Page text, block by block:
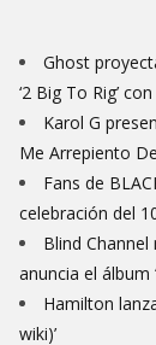
Ghost
‘2 Big To Rig’
Karol G
Me Arrepiento
Fans de
celebración del
Blind
anuncia el álbum
Hamilton
wiki)’